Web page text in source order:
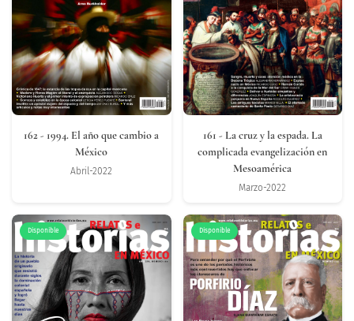
162- 1994. El año que cambio a
México
Abril-2022
161 - La cruz y la espada. La
complicada evangelización en
Mesoamérica
Marzo-2022
Disponible Disponible